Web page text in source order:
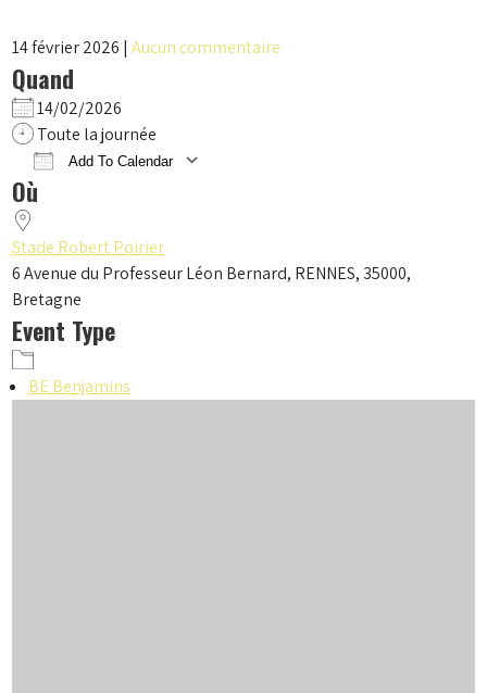
14 février 2026 |Aucun commentaire
Quand
14/02/2026
Toute la journée
Add To Calendar
Où
Stade Robert Poirier
6 Avenue du Professeur Léon Bernard, RENNES, 35000,
Bretagne
Event Type
BE Benjamins